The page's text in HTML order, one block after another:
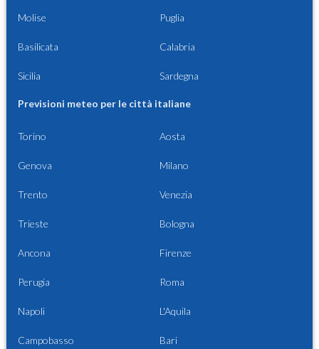
Molise Puglia
Basilicata Calabria
Sicilia Sardegna
Previsioni meteo per le città italiane
Torino Aosta
Genova Milano
Trento Venezia
Trieste Bologna
Ancona Firenze
Perugia Roma
Napoli L'Aquila
Campobasso Bari